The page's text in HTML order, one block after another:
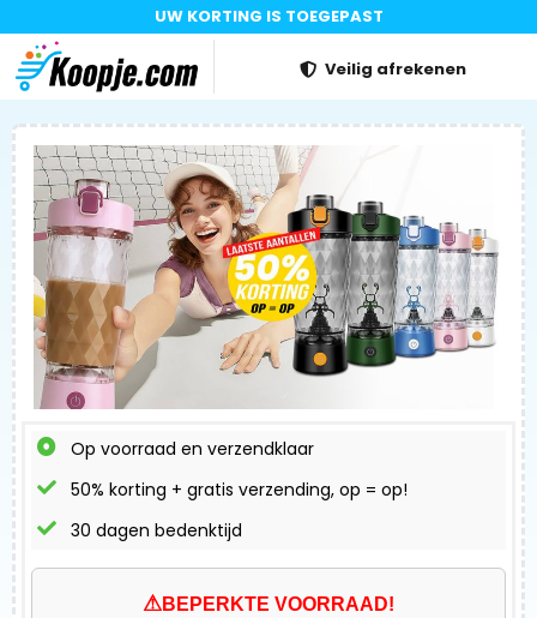
UW KORTING IS TOEGEPAST
Veilig afrekenen
Op voorraad en verzendklaar
50% korting + gratis verzending, op = op!
30 dagen bedenktijd
⚠BEPERKTE VOORRAAD!